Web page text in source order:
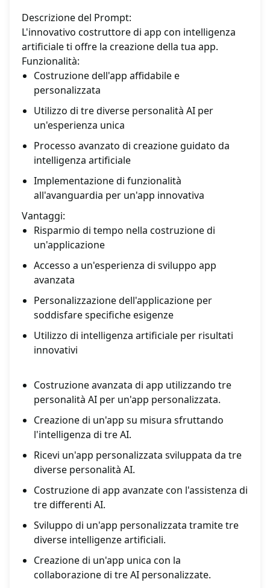
Descrizione del Prompt:
L'innovativo costruttore di app con intelligenza
artificiale ti offre la creazione della tua app.
Funzionalità:
Costruzione dell'app affidabile e
personalizzata
Utilizzo di tre diverse personalità AI per
un'esperienza unica
Processo avanzato di creazione guidato da
intelligenza artificiale
Implementazione di funzionalità
all'avanguardia per un'app innovativa
Vantaggi:
Risparmio di tempo nella costruzione di
un'applicazione
Accesso a un'esperienza di sviluppo app
avanzata
Personalizzazione dell'applicazione per
soddisfare specifiche esigenze
Utilizzo di intelligenza artificiale per risultati
innovativi
Costruzione avanzata di app utilizzando tre
personalità AI per un'app personalizzata.
Creazione di un'app su misura sfruttando
l'intelligenza di tre AI.
Ricevi un'app personalizzata sviluppata da tre
diverse personalità AI.
Costruzione di app avanzate con l'assistenza di
tre differenti AI.
Sviluppo di un'app personalizzata tramite tre
diverse intelligenze artificiali.
Creazione di un'app unica con la
collaborazione di tre AI personalizzate.